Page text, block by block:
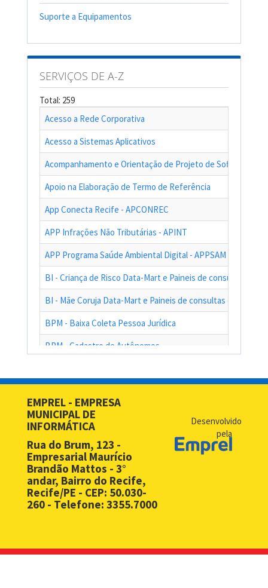
Suporte a Equipamentos
SERVIÇOS DE A-Z
Total: 259
Acesso a Rede Corporativa
Acesso a Sistemas Aplicativos
Acompanhamento e Orientação de Projeto de Software
Apoio na Elaboração de Termo de Referência
App Conecta Recife - APCONREC
APP Infrações Não Tributárias - APINT
APP Programa Saúde Ambiental Digital - APPSAM
BI - Criança de Risco Data-Mart e Paineis de consultas das
BI - Mãe Coruja Data-Mart e Paineis de consultas das
BPM - Baixa Coleta Pessoa Jurídica
BPM - Cadastro de Autônomos
BPM - Cadastro Simplificado para Contribuintes de Outros
BPM - Desbloqueio de Senha Web - PF
BPM - Desbloqueio de Senha Web - PJ
BPM - Licença Premio
BPM - Monitoramento Áreas de Risco
EMPREL - EMPRESA
MUNICIPAL DE
INFORMÁTICA
Rua do Brum, 123 -
Empresarial Maurício
Brandão Mattos - 3°
andar, Bairro do Recife,
Recife/PE - CEP: 50.030-
260 - Telefone: 3355.7000
Desenvolvido
pela